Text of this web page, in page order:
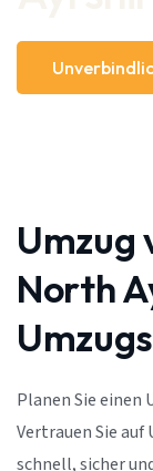
Umzug
North
Planen Sie einen
Vertrauen Sie
schnell, sicher